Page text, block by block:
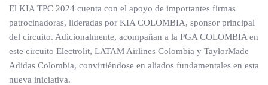
El KIA TPC 2024 cuenta con el apoyo de importantes firmas
patrocinadoras, lideradas por KIA COLOMBIA, sponsor principal
del circuito. Adicionalmente, acompañan a la PGA COLOMBIA en
este circuito Electrolit, LATAM Airlines Colombia y TaylorMade
Adidas Colombia, convirtiéndose en aliados fundamentales en esta
nueva iniciativa.